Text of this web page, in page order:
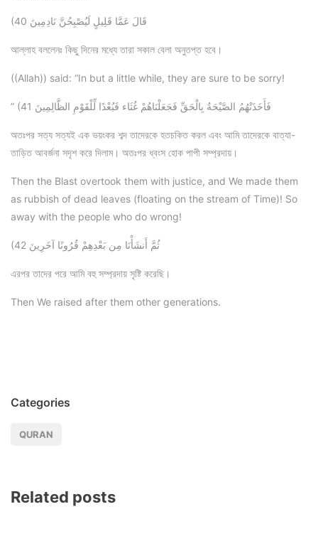
(40 قَالَ عَمَّا قَلِيلٍ لَيُصْبِحُنَّ نَادِمِينَ
আল্লাহ বললেনঃ কিছু দিনের মধ্যে তারা সকাল বেলা অনুতপ্ত হবে।
((Allah)) said: “In but a little while, they are sure to be sorry!
” (41 فَأَخَذَتْهُمُ الصَّيْحَةُ بِالْحَقِّ فَجَعَلْنَاهُمْ غُثَاء فَبُعْدًا لِّلْقَوْمِ الظَّالِمِينَ
অতঃপর সত্য সত্যই এক ভয়ংকর শব্দ তাদেরকে হতচকিত করল এবং আমি তাদেরকে বাত্যা-
তাড়িত আবর্জনা সদৃশ করে দিলাম। অতঃপর ধ্বংস হোক পাপী সম্প্রদায়।
Then the Blast overtook them with justice, and We made them
as rubbish of dead leaves (floating on the stream of Time)! So
away with the people who do wrong!
(42 ثُمَّ أَنشَأْنَا مِن بَعْدِهِمْ قُرُونًا آخَرِينَ
এরপর তাদের পরে আমি বহু সম্প্রদায় সৃষ্টি করেছি।
Then We raised after them other generations.
Categories
QURAN
Related posts